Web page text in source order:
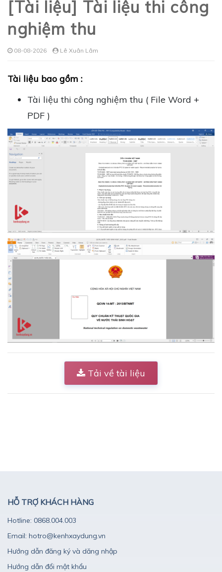
[Tài liệu] Tài liệu thi công
nghiệm thu
08-08-2026 Lê Xuân Lâm
Tài liệu bao gồm :
Tài liệu thi công nghiệm thu ( File Word +
PDF )
Tải về tài liệu
HỖ TRỢ KHÁCH HÀNG
Hotline: 0868.004.003
Email: hotro@kenhxaydung.vn
Hướng dẫn đăng ký và dăng nhập
Hướng dẫn đổi mật khẩu